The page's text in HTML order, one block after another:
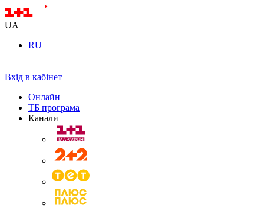
UA
RU
Вхід в кабінет
Онлайн
ТБ програма
Канали